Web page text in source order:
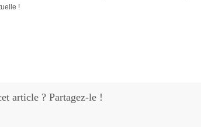
!
article ? Partagez-le !